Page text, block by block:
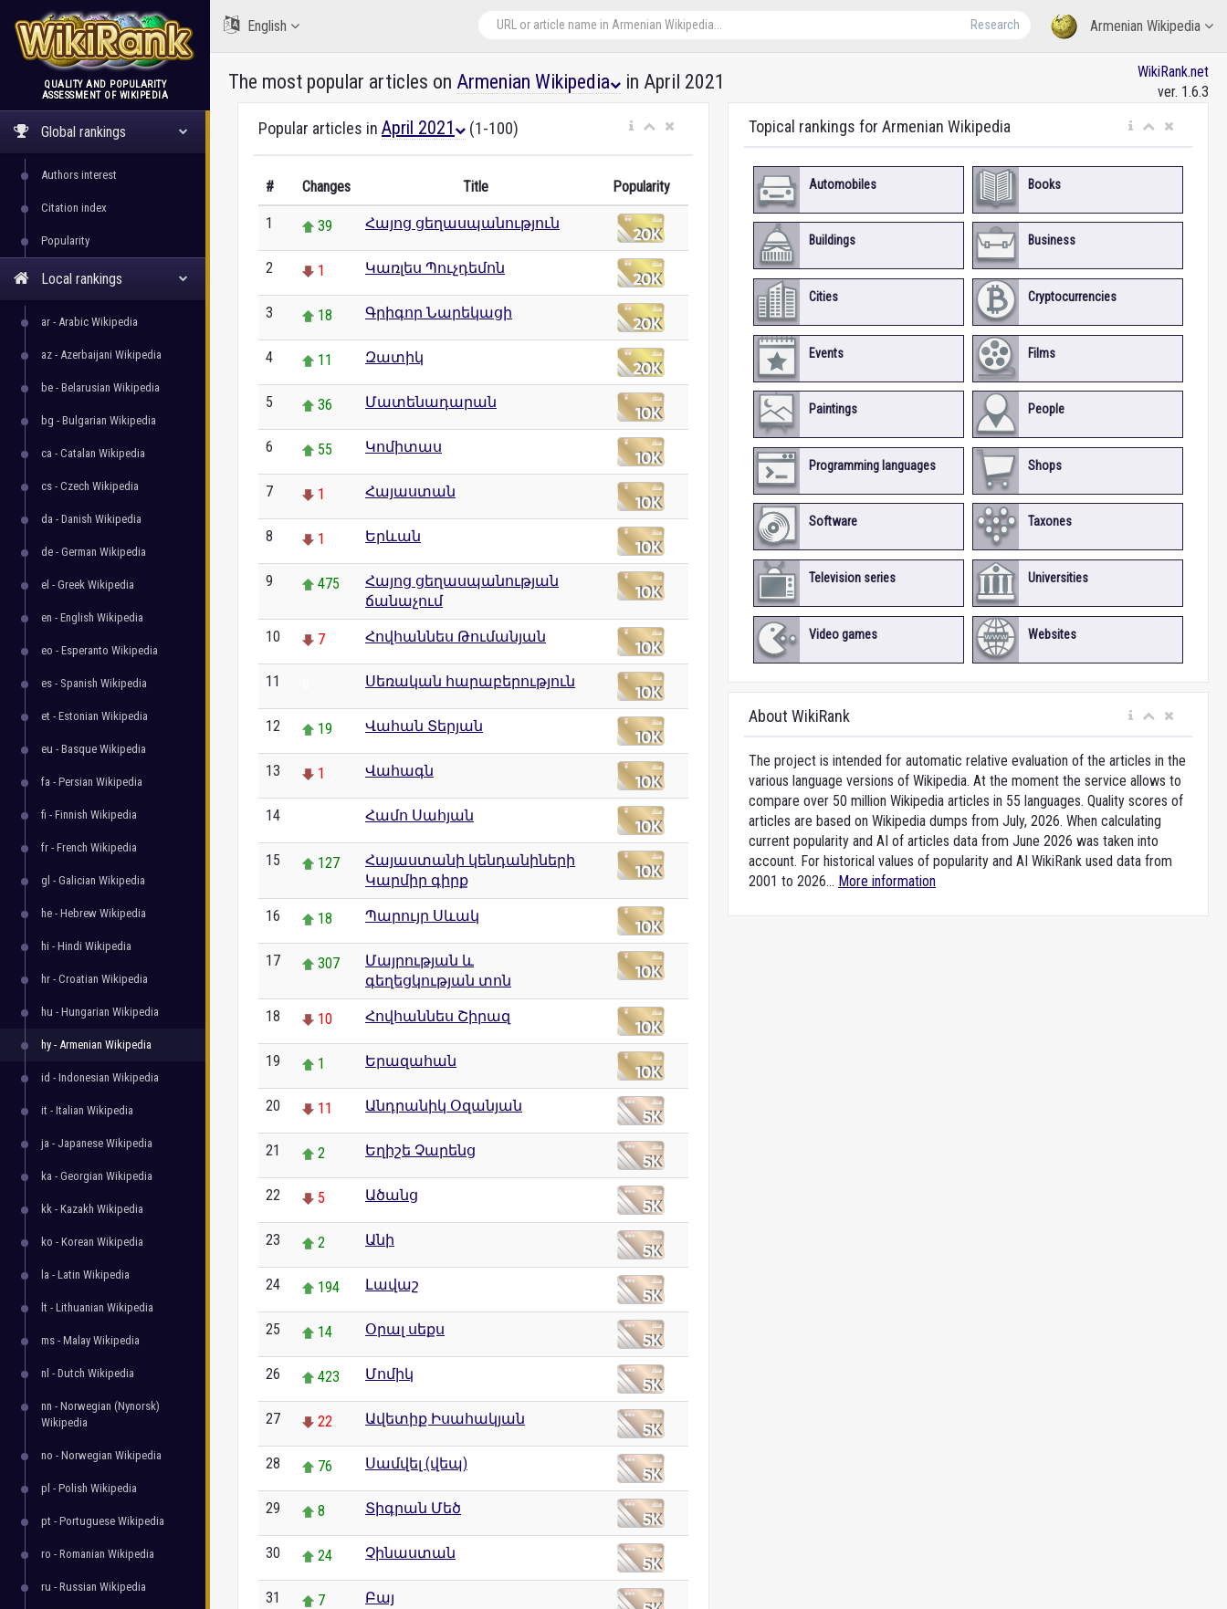
WikiRank
QUALITY AND POPULARITY
ASSESSMENT OF WIKIPEDIA
Global rankings
Authors interest
Citation index
Popularity
Local rankings
ar - Arabic Wikipedia
az - Azerbaijani Wikipedia
be - Belarusian Wikipedia
bg - Bulgarian Wikipedia
ca - Catalan Wikipedia
cs - Czech Wikipedia
da - Danish Wikipedia
de - German Wikipedia
el - Greek Wikipedia
en - English Wikipedia
eo - Esperanto Wikipedia
es - Spanish Wikipedia
et - Estonian Wikipedia
eu - Basque Wikipedia
fa - Persian Wikipedia
fi - Finnish Wikipedia
fr - French Wikipedia
gl - Galician Wikipedia
he - Hebrew Wikipedia
hi - Hindi Wikipedia
hr - Croatian Wikipedia
hu - Hungarian Wikipedia
hy - Armenian Wikipedia
id - Indonesian Wikipedia
it - Italian Wikipedia
ja - Japanese Wikipedia
ka - Georgian Wikipedia
kk - Kazakh Wikipedia
ko - Korean Wikipedia
la - Latin Wikipedia
lt - Lithuanian Wikipedia
ms - Malay Wikipedia
nl - Dutch Wikipedia
nn - Norwegian (Nynorsk)
Wikipedia
no - Norwegian Wikipedia
pl - Polish Wikipedia
pt - Portuguese Wikipedia
ro - Romanian Wikipedia
ru - Russian Wikipedia
Armenian Wikipedia
Research
English
The most popular articles on Armenian Wikipedia in April 2021
WikiRank.net
ver. 1.6.3
Popular articles in April 2021 (1-100)
# Changes Title Popularity
1 39 Հայոց ցեղասպանություն
2 1 Կառլես Պուչդեմոն
3 18 Գրիգոր Նարեկացի
4 11 Զատիկ
5 36 Մատենադարան
6 55 Կոմիտաս
7 1 Հայաստան
8 1 Երևան
9 475
Հայոց ցեղասպանության
ճանաչում
10 7 Հովհաննես Թումանյան
11 Սեռական հարաբերություն
12 19 Վահան Տերյան
13 1 Վահագն
14 Համո Սահյան
15 127
Հայաստանի կենդանիների
Կարմիր գիրք
16 18 Պարույր Սևակ
17 307
Մայրության և
գեղեցկության տոն
18 10 Հովհաննես Շիրազ
19 1 Երազահան
20 11 Անդրանիկ Օզանյան
21 2 Եղիշե Չարենց
22 5 Ածանց
23 2 Անի
24 194 Լավաշ
25 14 Օրալ սեքս
26 423 Մոմիկ
27 22 Ավետիք Իսահակյան
28 76 Սամվել (վեպ)
29 8 Տիգրան Մեծ
30 24 Չինաստան
31 7 Բայ
Topical rankings for Armenian Wikipedia
Automobiles Books
Buildings Business
Cities Cryptocurrencies
Events Films
Paintings People
Programming languages Shops
Software Taxones
Television series Universities
Video games Websites
About WikiRank
The project is intended for automatic relative evaluation of the articles in the
various language versions of Wikipedia. At the moment the service allows to
compare over 50 million Wikipedia articles in 55 languages. Quality scores of
articles are based on Wikipedia dumps from July, 2026. When calculating
current popularity and AI of articles data from June 2026 was taken into
account. For historical values of popularity and AI WikiRank used data from
2001 to 2026... More information